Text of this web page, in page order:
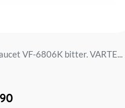
VF-6806K bitter. VARTE...